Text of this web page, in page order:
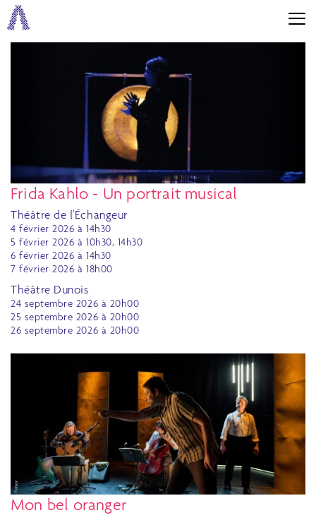
Frida Kahlo - Un portrait musical
Théâtre de l'Échangeur
4 février 2026 à 14h30
5 février 2026 à 10h30, 14h30
6 février 2026 à 14h30
7 février 2026 à 18h00
Théâtre Dunois
24 septembre 2026 à 20h00
25 septembre 2026 à 20h00
26 septembre 2026 à 20h00
Mon bel oranger